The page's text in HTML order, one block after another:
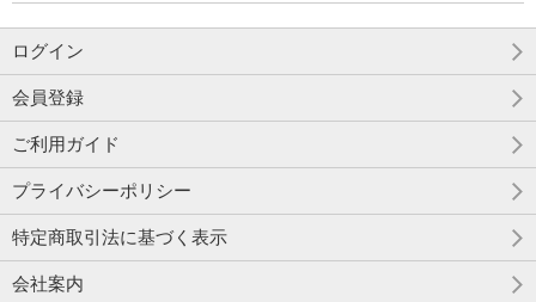
ログイン
会員登録
ご利用ガイド
プライバシーポリシー
特定商取引法に基づく表示
会社案内